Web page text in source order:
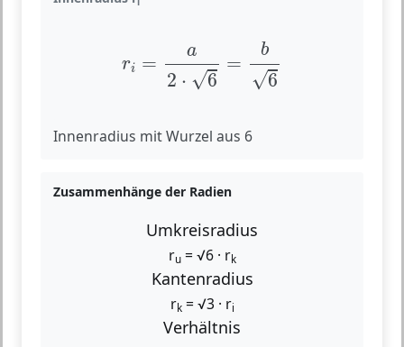
ri =
a
2 ⋅ √6
=
b
√6
a2
Innenradius mit Wurzel aus 6
Zusammenhänge der Radien
Umkreisradius
ru= √6 · rk
Kantenradius
rk= √3 · ri
Verhältnis